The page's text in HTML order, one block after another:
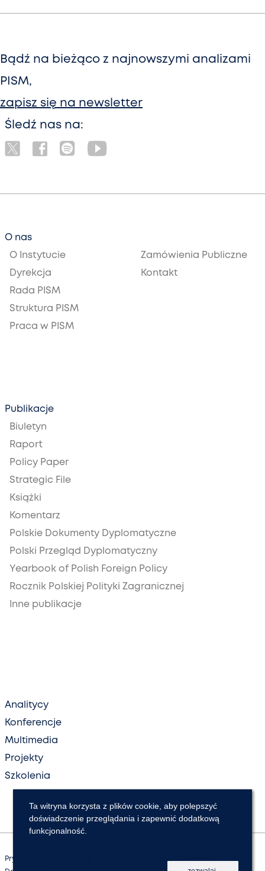
Bądź na bieżąco z najnowszymi analizami
PISM,
zapisz się na newsletter
Śledź nas na:
O nas
O Instytucie
Dyrekcja
Rada PISM
Struktura PISM
Praca w PISM
Zamówienia Publiczne
Kontakt
Publikacje
Biuletyn
Raport
Policy Paper
Strategic File
Książki
Komentarz
Polskie Dokumenty Dyplomatyczne
Polski Przegląd Dyplomatyczny
Yearbook of Polish Foreign Policy
Rocznik Polskiej Polityki Zagranicznej
Inne publikacje
Analitycy
Konferencje
Multimedia
Projekty
Szkolenia
Prywatność i pliki cookie
Ta witryna korzysta z plików cookie, aby polepszyć
doświadczenie przeglądania i zapewnić dodatkową
funkcjonalność.